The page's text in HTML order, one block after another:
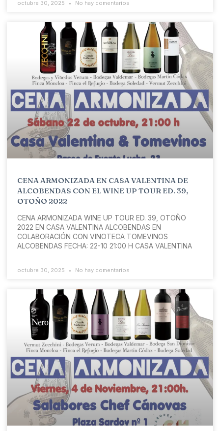
octubre 30, 2025 No hay comentarios
CENA ARMONIZADA EN CASA VALENTINA DE
ALCOBENDAS CON EL WINE UP TOUR ED. 39,
OTOÑO 2022
CENA ARMONIZADA WINE UP TOUR ED. 39, OTOÑO
2022 EN CASA VALENTINA ALCOBENDAS EN
COLABORACIÓN CON VINOTECA TOMEVINOS
ALCOBENDAS FECHA: 22-10 21:00 H CASA VALENTINA
octubre 30, 2025 No hay comentarios